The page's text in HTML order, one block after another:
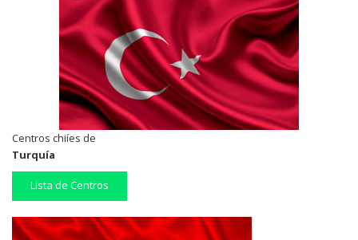
Centros chiíes de
Turquía
Lista de Centros